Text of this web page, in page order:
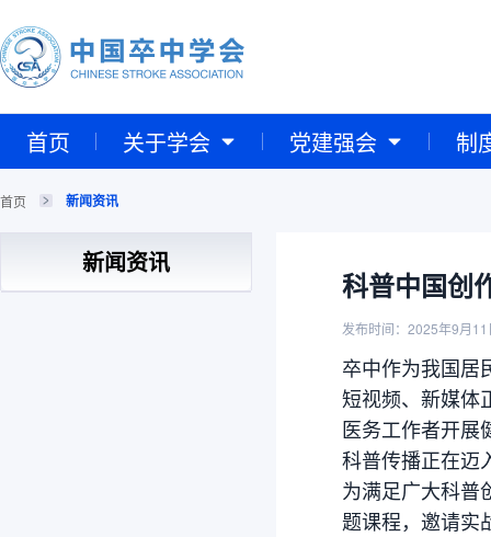
首页 关于学会 党建强会 制
首页 新闻资讯
新闻资讯
科普中国创
发布时间：2025年9月11
卒中作为我国居
短视频、新媒体
医务工作者开展
科普传播正在迈
为满足广大科普
题课程，邀请实